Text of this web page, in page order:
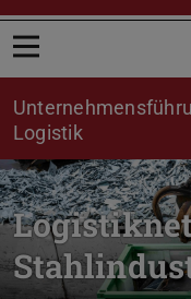
Menü öffnen
Logistik